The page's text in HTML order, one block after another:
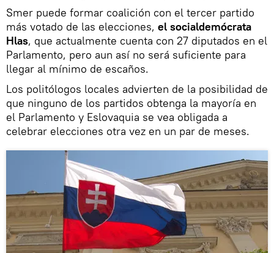
Smer puede formar coalición con el tercer partido
más votado de las elecciones, el socialdemócrata
Hlas, que actualmente cuenta con 27 diputados en el
Parlamento, pero aun así no será suficiente para
llegar al mínimo de escaños.
Los politólogos locales advierten de la posibilidad de
que ninguno de los partidos obtenga la mayoría en
el Parlamento y Eslovaquia se vea obligada a
celebrar elecciones otra vez en un par de meses.